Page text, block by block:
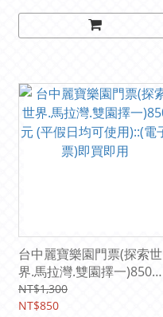
台中麗寶樂園門票(探索世
界.馬拉灣.雙園擇一)850元
(平假日均可使用)::(電子票)
即買即用
NT$1,300
NT$850